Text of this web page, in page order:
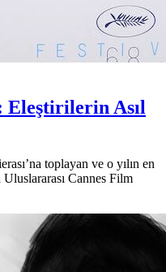
Eleştirilerin Asıl
toplayan ve o yılın en
Uluslararası Cannes Film